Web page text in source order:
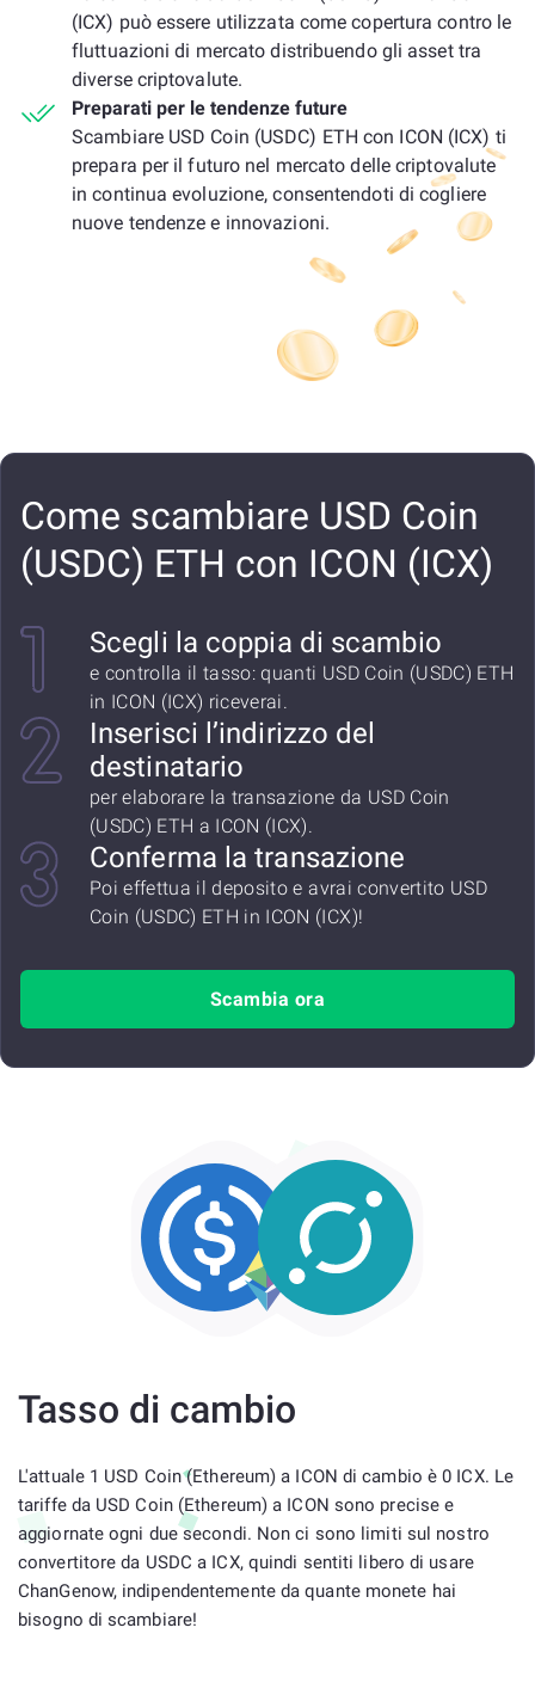
(ICX) può essere utilizzata come copertura contro le
fluttuazioni di mercato distribuendo gli asset tra
diverse criptovalute.
Preparati per le tendenze future
Scambiare USD Coin (USDC) ETH con ICON (ICX) ti
prepara per il futuro nel mercato delle criptovalute
in continua evoluzione, consentendoti di cogliere
nuove tendenze e innovazioni.
Come scambiare USD Coin
(USDC) ETH con ICON (ICX)
Scegli la coppia di scambio
e controlla il tasso: quanti USD Coin (USDC) ETH
in ICON (ICX) riceverai.
Inserisci l’indirizzo del
destinatario
per elaborare la transazione da USD Coin
(USDC) ETH a ICON (ICX).
Conferma la transazione
Poi effettua il deposito e avrai convertito USD
Coin (USDC) ETH in ICON (ICX)!
Scambia ora
Tasso di cambio
L'attuale 1 USD Coin (Ethereum) a ICON di cambio è 0 ICX. Le
tariffe da USD Coin (Ethereum) a ICON sono precise e
aggiornate ogni due secondi. Non ci sono limiti sul nostro
convertitore da USDC a ICX, quindi sentiti libero di usare
ChanGenow, indipendentemente da quante monete hai
bisogno di scambiare!